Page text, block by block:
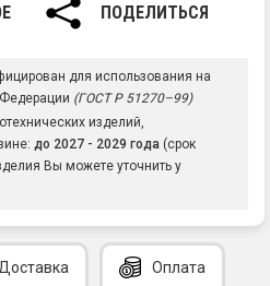
ПОДЕЛИТЬСЯ
для использования на
(ГОСТ Р 51270–99)
изделий,
до 2027 - 2029 года (срок
Вы можете уточнить у
Доставка Оплата